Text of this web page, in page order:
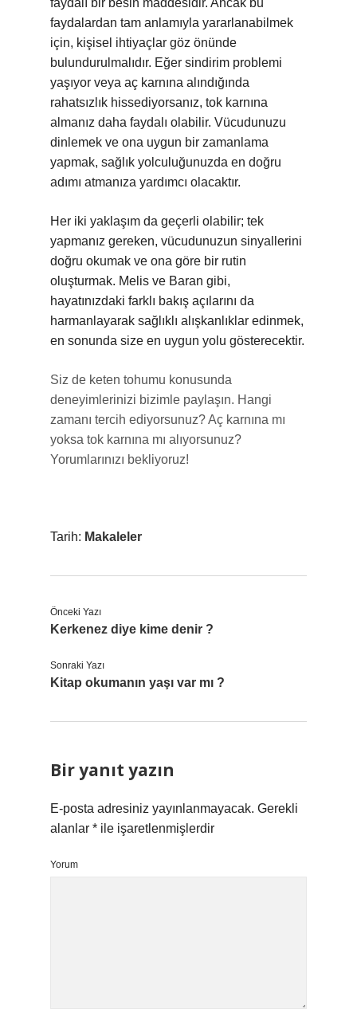
faydalı bir besin maddesidir. Ancak bu
faydalardan tam anlamıyla yararlanabilmek
için, kişisel ihtiyaçlar göz önünde
bulundurulmalıdır. Eğer sindirim problemi
yaşıyor veya aç karnına alındığında
rahatsızlık hissediyorsanız, tok karnına
almanız daha faydalı olabilir. Vücudunuzu
dinlemek ve ona uygun bir zamanlama
yapmak, sağlık yolculuğunuzda en doğru
adımı atmanıza yardımcı olacaktır.
Her iki yaklaşım da geçerli olabilir; tek
yapmanız gereken, vücudunuzun sinyallerini
doğru okumak ve ona göre bir rutin
oluşturmak. Melis ve Baran gibi,
hayatınızdaki farklı bakış açılarını da
harmanlayarak sağlıklı alışkanlıklar edinmek,
en sonunda size en uygun yolu gösterecektir.
Siz de keten tohumu konusunda
deneyimlerinizi bizimle paylaşın. Hangi
zamanı tercih ediyorsunuz? Aç karnına mı
yoksa tok karnına mı alıyorsunuz?
Yorumlarınızı bekliyoruz!
Tarih: Makaleler
Önceki Yazı
Kerkenez diye kime denir ?
Sonraki Yazı
Kitap okumanın yaşı var mı ?
Bir yanıt yazın
E-posta adresiniz yayınlanmayacak. Gerekli
alanlar * ile işaretlenmişlerdir
Yorum